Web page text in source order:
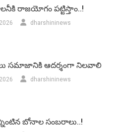
రాజయోగం పట్టిస్తాం..!
dharshininews
సమాజానికి ఆదర్శంగా నిలవాలి
dharshininews
బోనాల సంబరాలు..!